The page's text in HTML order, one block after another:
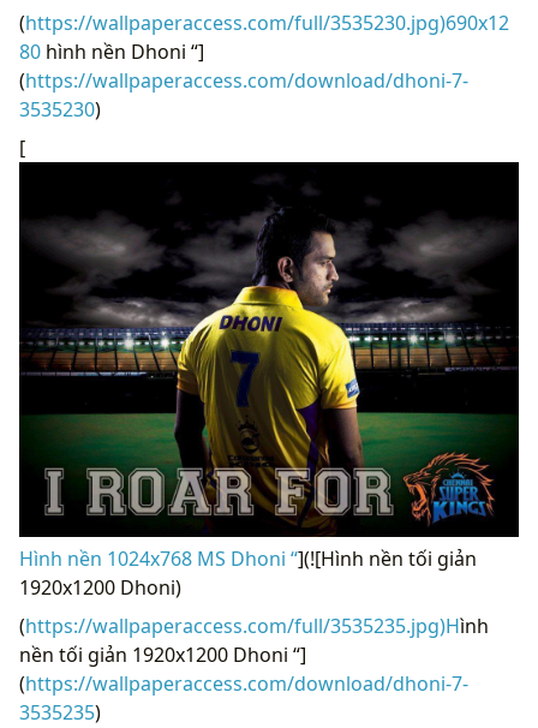
(https://wallpaperaccess.com/full/3535230.jpg)690x12
80 hình nền Dhoni “]
(https://wallpaperaccess.com/download/dhoni-7-
3535230)
[
Hình nền 1024x768 MS Dhoni “](![Hình nền tối giản
1920x1200 Dhoni)
(https://wallpaperaccess.com/full/3535235.jpg)Hình
nền tối giản 1920x1200 Dhoni “]
(https://wallpaperaccess.com/download/dhoni-7-
3535235)